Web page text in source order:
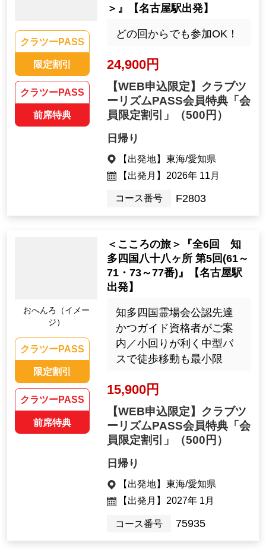
クラツーPASS
限定割引
クラツーPASS
前席特典
＞』【名古屋駅出発】
どの回からでも参加OK！
24,900円
【WEB申込限定】クラブツ
ーリズムPASS会員特典「会
員限定割引」
（500円）
日帰り
【出発地】 東海/愛知県
【出発月】 2026年 11月
コース番号 F2803
おへんろ（イメー
ジ）
クラツーPASS
限定割引
クラツーPASS
前席特典
＜こころの旅＞『全6回 知
多四国八十八ヶ所 第5回(61～
71・73～77番)』【名古屋駅
出発】
知多四国霊場会公認先達
かつガイド資格者がご案
内／小回りが利く中型バ
スで徒歩移動も最小限
15,900円
【WEB申込限定】クラブツ
ーリズムPASS会員特典「会
員限定割引」
（500円）
日帰り
【出発地】 東海/愛知県
【出発月】 2027年 1月
コース番号 75935